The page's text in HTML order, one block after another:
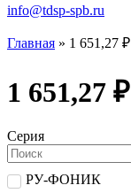
info@tdsp-spb.ru
Главная » 1 651,27 ₽
1 651,27 ₽
Серия
РУ-ФОНИК